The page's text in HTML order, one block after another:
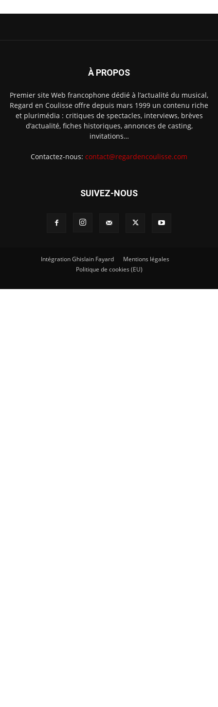
À PROPOS
Premier site Web francophone dédié à l’actualité du musical,
Regard en Coulisse offre depuis mars 1999 un contenu riche
et plurimédia : critiques de spectacles, interviews, brèves
d’actualité, fiches historiques, annonces de casting,
invitations…
Contactez-nous: contact@regardencoulisse.com
SUIVEZ-NOUS
Intégration Ghislain Fayard
Mentions légales
Politique de cookies (EU)